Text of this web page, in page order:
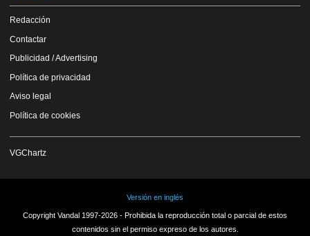
Redacción
Contactar
Publicidad / Advertising
Política de privacidad
Aviso legal
Política de cookies
VGChartz
Versión en inglés
Copyright Vandal 1997-2026 - Prohibida la reproducción total o parcial de estos
contenidos sin el permiso expreso de los autores.